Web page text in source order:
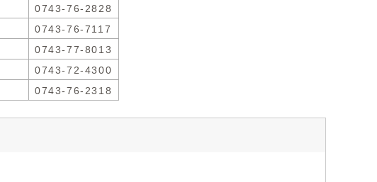
0743-76-2828
0743-76-7117
0743-77-8013
0743-72-4300
0743-76-2318